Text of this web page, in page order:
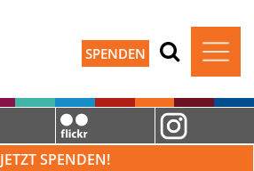
SPENDEN
JETZT SPENDEN!